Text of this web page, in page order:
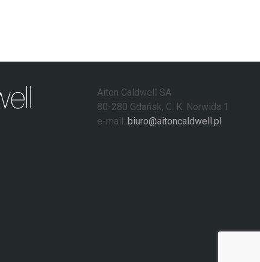
Aiton Caldwell SA
80-280 Gdańsk, C. K. Norwida 1
e-mail: biuro@aitoncaldwell.pl